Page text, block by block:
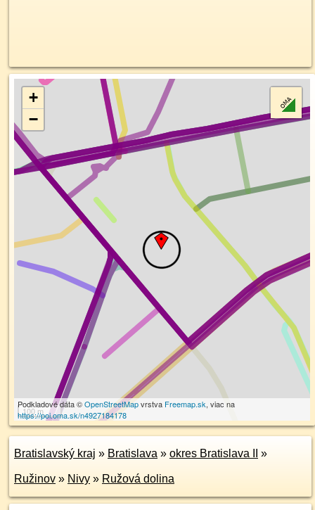
+
−
100 m
Podkladové dáta ©OpenStreetMapvrstva Freemap.sk, viac na
https://poi.oma.sk/n4927184178
Bratislavský kraj » Bratislava » okres Bratislava II »
Ružinov » Nivy » Ružová dolina